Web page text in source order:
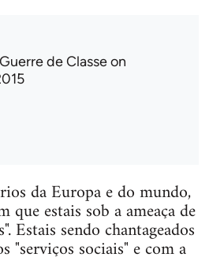
Guerre de Classeon
da Europa e do mundo,
que estais sob a ameaça de
Estais sendo chantageados
"serviços sociais" e com a